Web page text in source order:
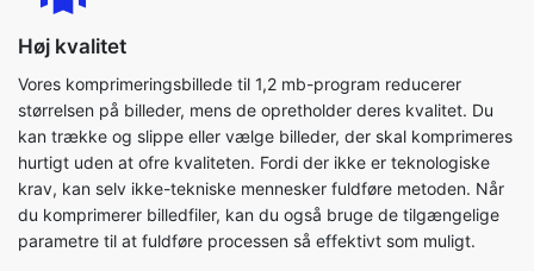
størrelsen på billeder, mens de opretholder deres kvalitet. Du
kan trække og slippe eller vælge billeder, der skal komprimeres
krav, kan selv ikke-tekniske mennesker fuldføre metoden. Når
du komprimerer billedfiler, kan du også bruge de tilgængelige
parametre til at fuldføre processen så effektivt som muligt.